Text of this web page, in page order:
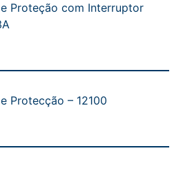
Proteção com Interruptor
Protecção – 12100